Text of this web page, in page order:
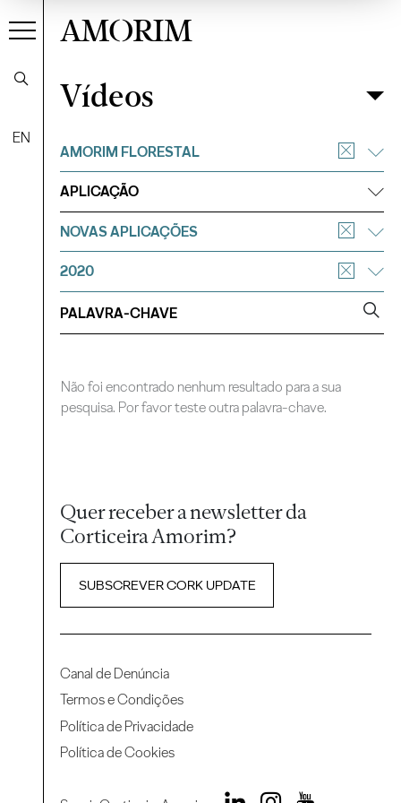
EN
AMORIM
VídeosFiltrar
Vídeos
AMORIM FLORESTAL
APLICAÇÃO
NOVAS APLICAÇÕES
2020
Não foi encontrado nenhum resultado para a sua
pesquisa. Por favor teste outra palavra-chave.
Quer receber a newsletter da
Corticeira Amorim?
SUBSCREVER CORK UPDATE
Canal de Denúncia
Termos e Condições
Política de Privacidade
Política de Cookies